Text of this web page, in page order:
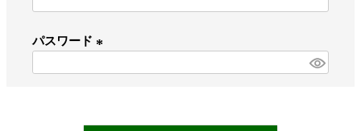
パスワード
)